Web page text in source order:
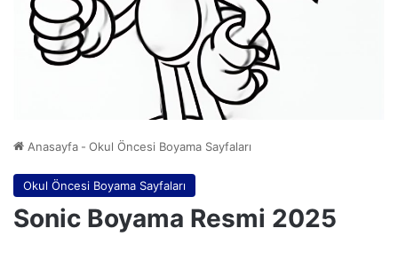
Anasayfa - Okul Öncesi Boyama Sayfaları
Okul Öncesi Boyama Sayfaları
Sonic Boyama Resmi 2025